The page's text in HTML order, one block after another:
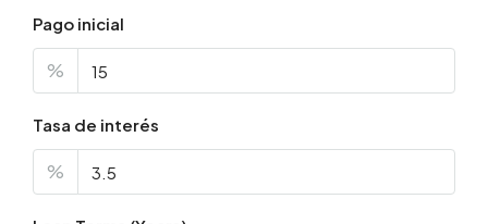
Pago inicial
%
Tasa de interés
%